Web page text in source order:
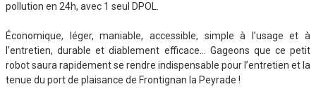
pollution en 24h, avec 1 seul DPOL.
Économique, léger, maniable, accessible, simple à l’usage et à
l’entretien, durable et diablement efficace… Gageons que ce petit
robot saura rapidement se rendre indispensable pour l’entretien et la
tenue du port de plaisance de Frontignan la Peyrade !